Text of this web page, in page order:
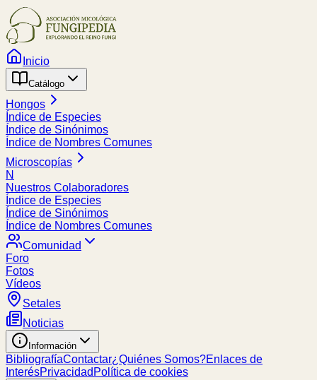
Inicio
Catálogo
Hongos
Índice de Especies
Índice de Sinónimos
Índice de Nombres Comunes
Microscopías
N
Nuestros Colaboradores
Índice de Especies
Índice de Sinónimos
Índice de Nombres Comunes
Comunidad
Foro
Fotos
Vídeos
Setales
Noticias
Información
BibliografíaContactar¿Quiénes Somos?Enlaces de
InterésPrivacidad Política de cookies